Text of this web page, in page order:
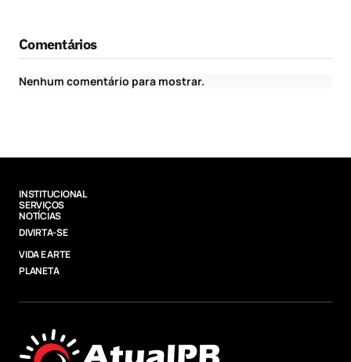
Comentários
Nenhum comentário para mostrar.
INSTITUCIONAL
SERVIÇOS
NOTÍCIAS
DIVIRTA-SE
VIDA E ARTE
PLANETA